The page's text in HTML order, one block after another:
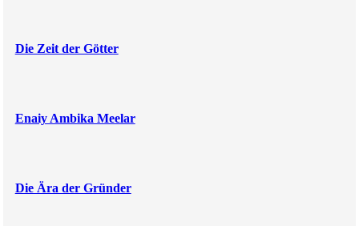
Die Zeit der Götter
Enaiy Ambika Meelar
Die Ära der Gründer